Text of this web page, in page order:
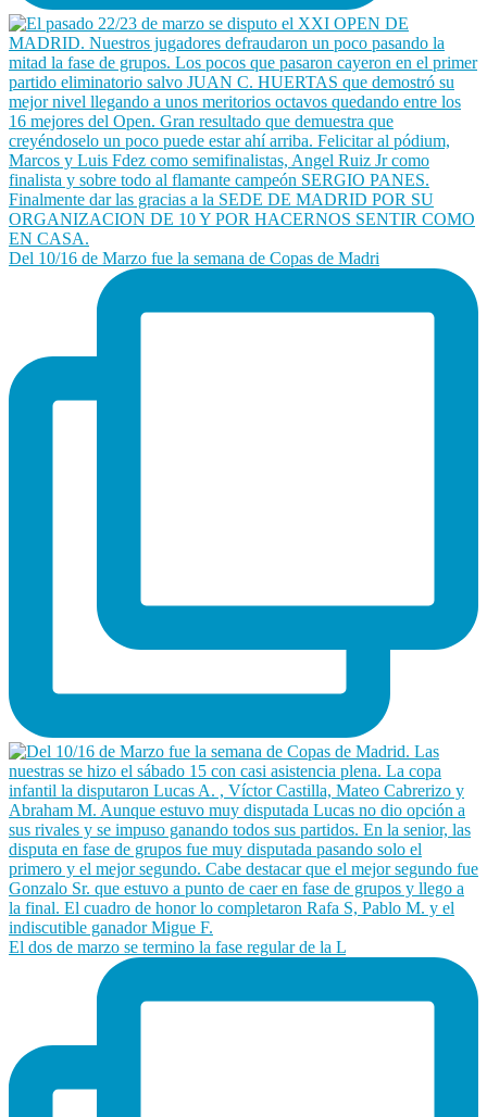
Del 10/16 de Marzo fue la semana de Copas de Madri
El dos de marzo se termino la fase regular de la L